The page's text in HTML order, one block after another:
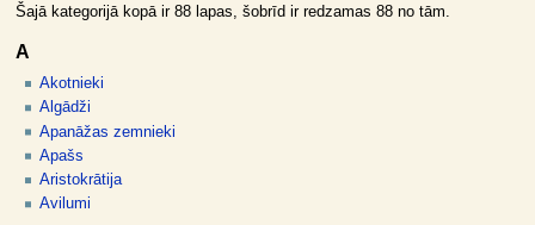
Šajā kategorijā kopā ir 88 lapas, šobrīd ir redzamas 88 no tām.
A
Akotnieki
Algādži
Apanāžas zemnieki
Apašs
Aristokrātija
Avilumi